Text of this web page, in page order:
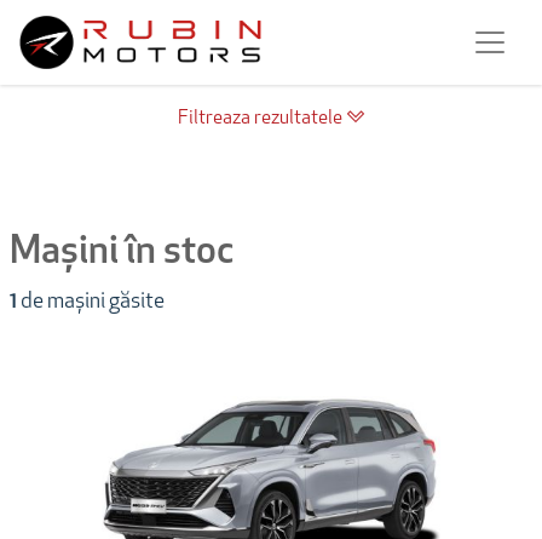
Filtreaza rezultatele
Mașini în stoc
1 de mașini găsite